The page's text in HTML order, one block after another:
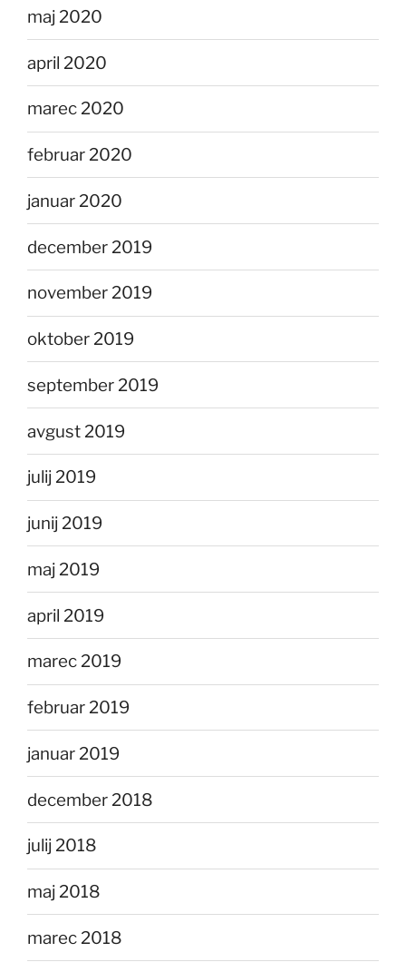
maj 2020
april 2020
marec 2020
februar 2020
januar 2020
december 2019
november 2019
oktober 2019
september 2019
avgust 2019
julij 2019
junij 2019
maj 2019
april 2019
marec 2019
februar 2019
januar 2019
december 2018
julij 2018
maj 2018
marec 2018